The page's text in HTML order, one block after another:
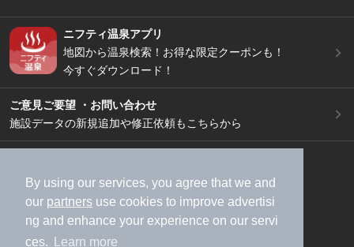
By using our services, you agree that we and
our partners use cookies to improve advertisi
ng and enhance your experience on our servi
ces.
Learn more
ニフティ温泉アプリ
地図から温泉検索！お得な限定クーポンも！
今すぐダウンロード！
ご意見ご要望 ・お問い合わせ
施設データの新規追加や修正依頼もこちらから
加盟店募集（資料請求）
広告出稿のご案内
利用規約
ライフスタイルMEMBERS+規約
特定商取引法に基づく表記
ヘルプ
採用情報